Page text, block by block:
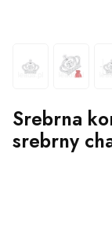
Srebrna
srebrny